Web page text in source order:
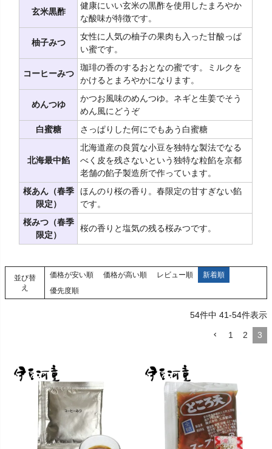
玄米黒酢
健康にいい玄米の黒酢を使用したまろやか
な酸味が特徴です。
柚子みつ
女性に人気の柚子の果肉も入った甘酸っぱ
い蜜です。
コーヒーみつ
珈琲の香のするおとなの蜜です。ミルクを
かけるとまろやかになります。
めんつゆ
かつお風味のめんつゆ。ネギと生姜でそう
めん風にどうぞ
白蜜糖
さっぱりした何にでもあう白蜜糖
北海最中餡
北海道産の良質な小豆を独特な製法でなる
べく皮を残さないという独特な粒餡を京都
老舗の餡子製造所で作っています。
桜あん（春季
限定）
ほんのり桜の香り。春限定の甘すぎない餡
です。
桜みつ（春季
限定）
桜の香りと塩気の残る桜みつです。
並び替
え
価格が安い順 価格が高い順 レビュー順
新着順
優先度順
54件中 41-54件表示
1 2 3